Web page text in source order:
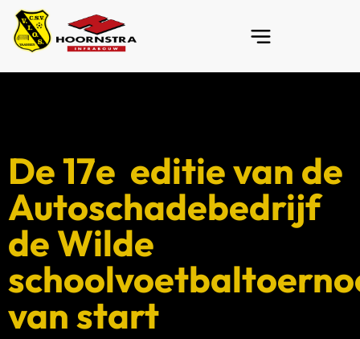
De 17e editie van de
Autoschadebedrijf
de Wilde
van start